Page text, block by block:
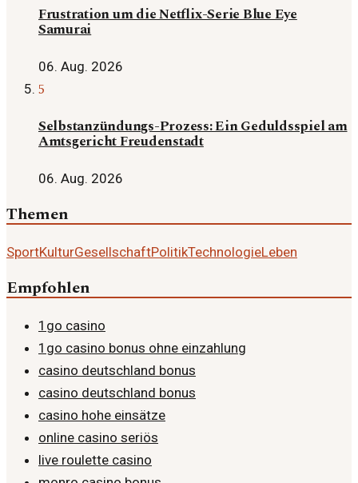
Frustration um die Netflix-Serie Blue Eye
Samurai
06. Aug. 2026
5
Selbstanzündungs-Prozess: Ein Geduldsspiel am
Amtsgericht Freudenstadt
06. Aug. 2026
Themen
SportKulturGesellschaftPolitikTechnologieLeben
Empfohlen
1go casino
1go casino bonus ohne einzahlung
casino deutschland bonus
casino deutschland bonus
casino hohe einsätze
online casino seriös
live roulette casino